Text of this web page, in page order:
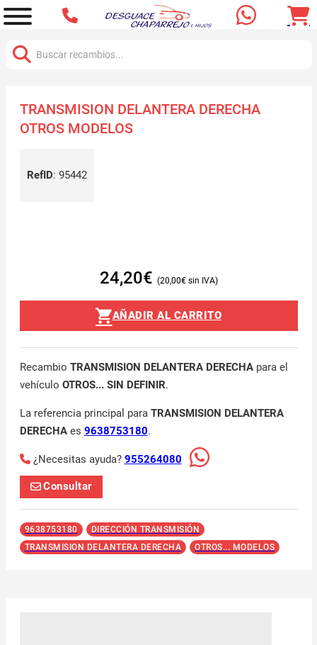
TRANSMISION DELANTERA DERECHA
OTROS MODELOS
RefID: 95442
24,20€ 20,00€
AÑADIR AL CARRITO
Recambio TRANSMISION DELANTERA DERECHApara el
vehículo OTROS... SIN DEFINIR.
La referencia principal para TRANSMISION DELANTERA
DERECHAes 9638753180.
¿Necesitas ayuda? 955264080
Consultar
9638753180
DIRECCIÓN TRANSMISIÓN
TRANSMISION DELANTERA DERECHA
OTROS... MODELOS